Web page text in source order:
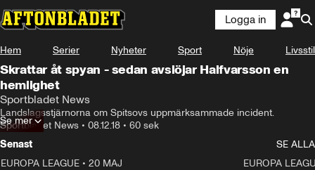
Logga in
Hem Serier Nyheter Sport Nöje Livsstil
Skrattar åt spyan - sedan avslöjar Halfvarsson en
hemlighet
Sportbladet News
Landslagsstjärnorna om Spitsovs uppmärksammade incident.
Sportbladet News • 08.12.18 • 60 sek
Se mer
Senast
SE ALLA
EUROPA LEAGUE • 20 MAJ EUROPA